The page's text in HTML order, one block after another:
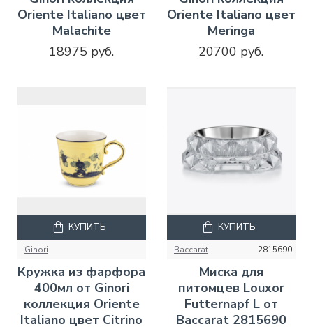
Oriente Italiano цвет
Malachite
18975 руб.
Oriente Italiano цвет
Meringa
20700 руб.
Ginori
Кружка из фарфора
400мл от Ginori
коллекция Oriente
Italiano цвет Citrino
КУПИТЬ
Baccarat 2815690
Миска для
питомцев Louxor
Futternapf L от
Baccarat 2815690
КУПИТЬ